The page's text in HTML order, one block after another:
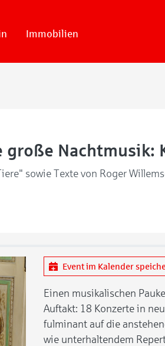
Immobilien
Nachtmusik:
sowie Texte von Roger
Event im Kalender
Einen musikalischen
Auftakt: 18 Konzerte in
fulminant auf die
wie unterhaltendem